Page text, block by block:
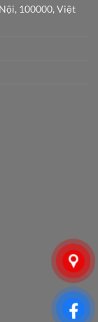
100000, Việt